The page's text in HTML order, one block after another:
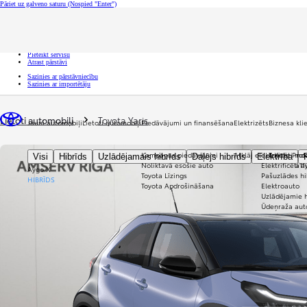
Pāriet uz galveno saturu (Nospied "Enter")
Pieteikt servisu
Atrast pārstāvi
Sazinies ar pārstāvniecību
Sazinies ar importētāju
Jauni automobiļi
Visi Hibrīds Uzlādējamais hibrīds Daļējs hibrīds Elektrība
Aygo X
HIBRĪDS
Lietoti automobiļiPiedāvājumi un finansēšana
Kampaņas piedāvājumi
Noliktavā esošie auto
Toyota Līzings
Toyota Apdrošināšana
Elektrizēts
Atklāj elektrificēti
Elektrificēti
Pašuzlādes
Elektroauto
Uzlādējamie
Ūdeņraža
Biznesa
Toyota
Lietoti automobiļi Toyota Yaris